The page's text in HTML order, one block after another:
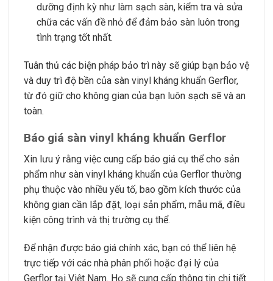
dưỡng định kỳ như làm sạch sàn, kiểm tra và sửa
chữa các vấn đề nhỏ để đảm bảo sàn luôn trong
tình trạng tốt nhất.
Tuân thủ các biện pháp bảo trì này sẽ giúp bạn bảo vệ
và duy trì độ bền của sàn vinyl kháng khuẩn Gerflor,
từ đó giữ cho không gian của bạn luôn sạch sẽ và an
toàn.
Báo giá sàn vinyl kháng khuẩn Gerflor
Xin lưu ý rằng việc cung cấp báo giá cụ thể cho sản
phẩm như sàn vinyl kháng khuẩn của Gerflor thường
phụ thuộc vào nhiều yếu tố, bao gồm kích thước của
không gian cần lắp đặt, loại sản phẩm, mẫu mã, điều
kiện công trình và thị trường cụ thể.
Để nhận được báo giá chính xác, bạn có thể liên hệ
trực tiếp với các nhà phân phối hoặc đại lý của
Gerflor tại Việt Nam. Họ sẽ cung cấp thông tin chi tiết